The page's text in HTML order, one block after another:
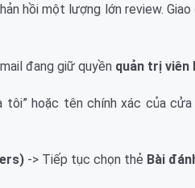
hồi một lượng lớn review.
đang giữ quyền quản trị viên
hoặc tên chính xác của cửa
-> Tiếp tục chọn thẻ Bài